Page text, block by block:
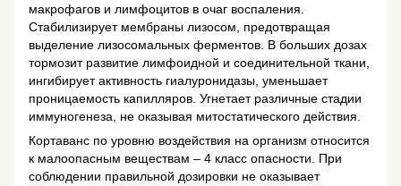
макрофагов и лимфоцитов в очаг воспаления.
Стабилизирует мембраны лизосом, предотвращая
выделение лизосомальных ферментов. В больших дозах
тормозит развитие лимфоидной и соединительной ткани,
ингибирует активность гиалуронидазы, уменьшает
проницаемость капилляров. Угнетает различные стадии
иммуногенеза, не оказывая митостатического действия.
Кортаванс по уровню воздействия на организм относится
к малоопасным веществам – 4 класс опасности. При
соблюдении правильной дозировки не оказывает